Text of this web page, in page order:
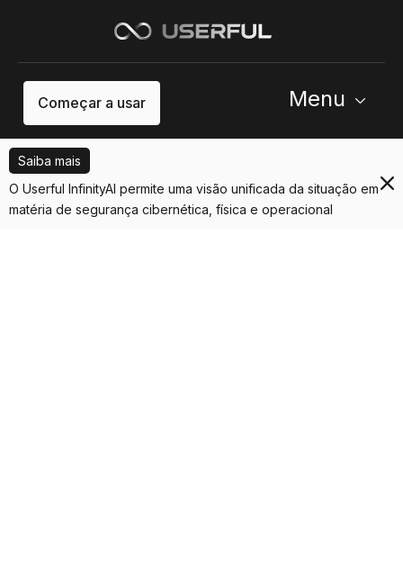
Começar a usar Menu
Saiba mais
O Userful InfinityAI permite uma visão unificada da situação em
matéria de segurança cibernética, física e operacional